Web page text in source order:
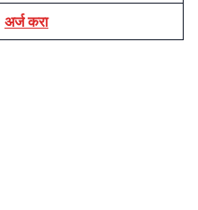
अर्ज करा